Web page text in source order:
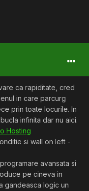
ca rapiditate, cred
in care parcurg
prin toate locurile. In
infinita dar nu aici.
Hosting
si wall on left -
avansata si
pe cineva in
gandeasca logic un